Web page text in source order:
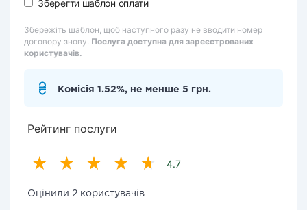
Зберегти шаблон оплати
Збережіть шаблон, щоб наступного разу не вводити номер
договору знову. Послуга доступна для зареєстрованих
користувачів.
Комісія 1.52%, не менше 5 грн.
Рейтинг послуги
4.7
Оцінили 2 користувачів